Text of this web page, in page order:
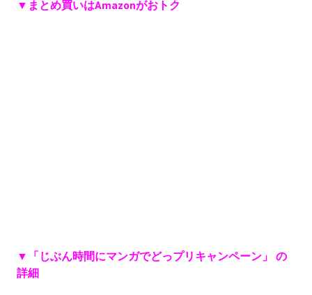
▼まとめ買いはAmazonがおトク
▼「じぶん時間にマンガでどっプリキャンペーン」 の
詳細